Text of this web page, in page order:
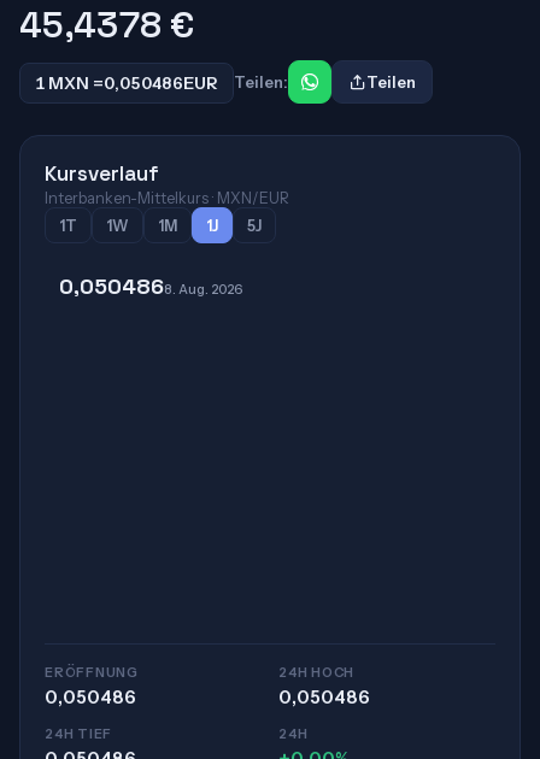
45,4378 €
1 MXN =0,050486EUR Teilen: Teilen
Kursverlauf
Interbanken-Mittelkurs · MXN/EUR
1T
1W 1M 1J 5J
0,0504868. Aug. 2026
ERÖFFNUNG
0,050486
24H HOCH
0,050486
24H TIEF 24H